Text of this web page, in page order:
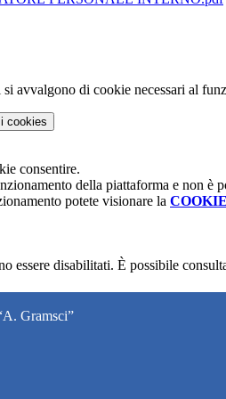
avvalgono di cookie necessari al
i cookies
consentire.
della piattaforma e non è
potete visionare la
essere disabilitati. È possibile
Gramsci”